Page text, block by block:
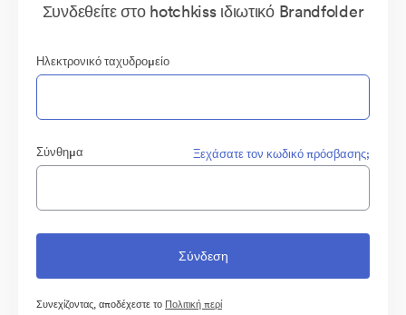
Συνδεθείτε στο hotchkiss ιδιωτικό Brandfolder
Ηλεκτρονικό ταχυδρομείο
Σύνθημα Ξεχάσατε τον κωδικό πρόσβασης;
Συνεχίζοντας, αποδέχεστε το Πολιτική περί